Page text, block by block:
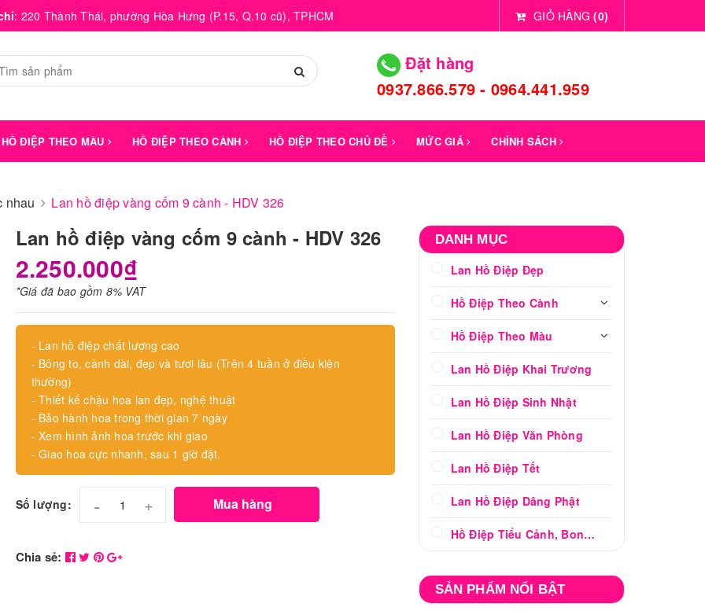
: 220 Thành Thái, phường Hòa Hưng (P.15, Q.10 cũ), TPHCM GIỎ HÀNG (0)
Đặt hàng
0937.866.579 - 0964.441.959
HỒ ĐIỆP THEO MÀU HỒ ĐIỆP THEO CÀNH HỒ ĐIỆP THEO CHỦ ĐỀ MỨC GIÁ CHÍNH SÁCH
nhau Lan hồ điệp vàng cốm 9 cành - HDV 326
Lan hồ điệp vàng cốm 9 cành - HDV 326
2.250.000₫
*Giá đã bao gồm 8% VAT
- Lan hồ điệp chất lượng cao
- Bông to, cành dài, đẹp và tươi lâu (Trên 4 tuần ở điều kiện
thường)
- Thiết kế chậu hoa lan đẹp, nghệ thuật
- Bảo hành hoa trong thời gian 7 ngày
- Xem hình ảnh hoa trước khi giao
- Giao hoa cực nhanh, sau 1 giờ đặt.
Số lượng: - + Mua hàng
Chia sẻ:
DANH MỤC
Lan Hồ Điệp Đẹp
Hồ Điệp Theo Cành
Hồ Điệp Theo Màu
Lan Hồ Điệp Khai Trương
Lan Hồ Điệp Sinh Nhật
Lan Hồ Điệp Văn Phòng
Lan Hồ Điệp Tết
Lan Hồ Điệp Dâng Phật
Hồ Điệp Tiểu Cảnh, Bonsai
SẢN PHẨM NỔI BẬT